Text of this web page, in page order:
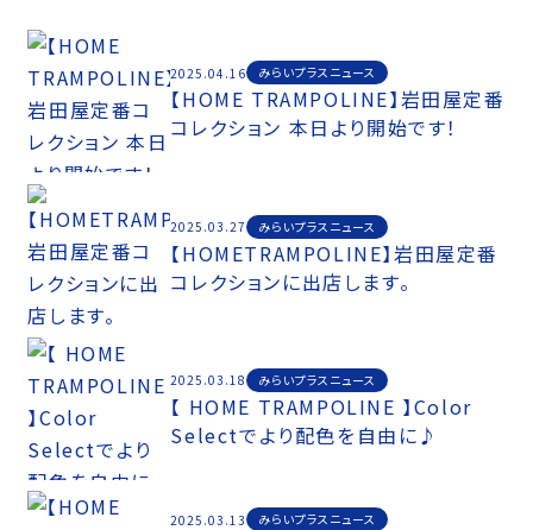
2025.04.16 みらいプラスニュース
【HOME TRAMPOLINE】岩田屋定番
コレクション 本日より開始です！
2025.03.27 みらいプラスニュース
【HOMETRAMPOLINE】岩田屋定番
コレクションに出店します。
2025.03.18 みらいプラスニュース
【 HOME TRAMPOLINE 】Color
Selectでより配色を自由に♪
2025.03.13 みらいプラスニュース